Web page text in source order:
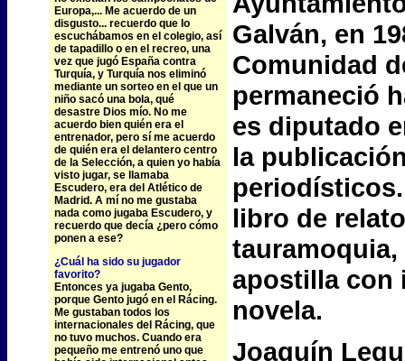
Europa,... Me acuerdo de un
disgusto... recuerdo que lo
escuchábamos en el colegio, así
de tapadillo o en el recreo, una
vez que jugó España contra
Turquía, y Turquía nos eliminó
mediante un sorteo en el que un
niño sacó una bola, qué
desastre Dios mío. No me
acuerdo bien quién era el
entrenador, pero sí me acuerdo
de quién era el delantero centro
de la Selección, a quien yo había
visto jugar, se llamaba
Escudero, era del Atlético de
Madrid. A mí no me gustaba
nada como jugaba Escudero, y
recuerdo que decía ¿pero cómo
ponen a ese?
¿Cuál ha sido su jugador
favorito?
Entonces ya jugaba Gento,
porque Gento jugó en el Rácing.
Me gustaban todos los
internacionales del Rácing, que
no tuvo muchos. Cuando era
pequeño me entrenó uno que
Galván, en
Comunidad
permaneció
es diputado
la
libro de
apostilla con
novela.
Joaquín